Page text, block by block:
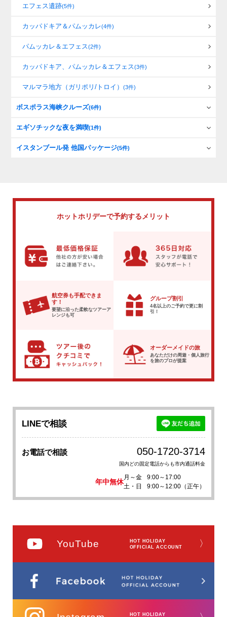
エフェス遺跡(5件)
カッパドキア＆パムッカレ(4件)
パムッカレ＆エフェス(2件)
カッパドキア、パムッカレ＆エフェス(3件)
マルマラ地方（ガリポリ/トロイ）(3件)
ボスポラス海峡クルーズ(6件)
エギソチックな夜を満喫(1件)
イスタンブール発 他国パッケージ(5件)
ホットホリデーで予約するメリット
航空券も手配できま
す！
要望に沿った柔軟なツアーア
レンジも可
グループ割引
4名以上のご予約で更に割
引！
オーダーメイドの旅
あなただけの周遊・個人旅行
を旅のプロが提案
LINEで相談
お電話で相談 050-1720-3714
国内どの固定電話からも市内通話料金
年中無休
月～金
9:00～17:00
土・日
9:00～12:00（正午）
YouTube
HOT HOLIDAY
OFFICIAL ACCOUNT
〉
HOT HOLIDAY